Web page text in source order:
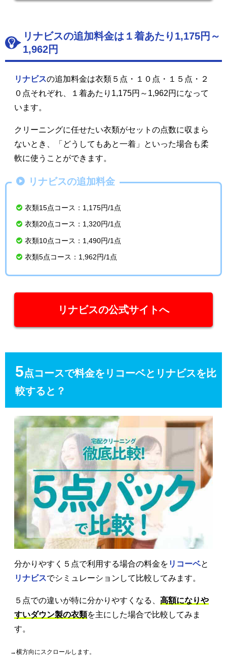
リナビスの追加料金は１着あたり1,175円～
1,962円
リナビスの追加料金は衣類５点・１０点・１５点・２
０点それぞれ、１着あたり1,175円～1,962円になって
います。
クリーニングに任せたい衣類がセットの点数に収まら
ないとき、「どうしてもあと一着」といった場合も柔
軟に使うことができます。
リナビスの追加料金
衣類15点コース：1,175円/1点
衣類20点コース：1,320円/1点
衣類10点コース：1,490円/1点
衣類5点コース：1,962円/1点
リナビスの公式サイトへ
5点コースで料金をリコーベとリナビスを比
較すると？
分かりやすく５点で利用する場合の料金を リコーベと
リナビスでシミュレーションして比較してみます。
５点での違いが特に分かりやすくなる、 高額になりや
すいダウン製の衣類を主にした場合で比較してみま
す。
→横方向にスクロールします。